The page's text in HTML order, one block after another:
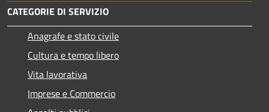
CATEGORIE DI SERVIZIO
Anagrafe e stato civile
Cultura e tempo libero
Vita lavorativa
Imprese e Commercio